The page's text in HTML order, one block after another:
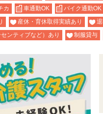
カ 車通勤OK バイク通勤OK
産休・育休取得実績あり
ンティブなど）あり
制服貸与